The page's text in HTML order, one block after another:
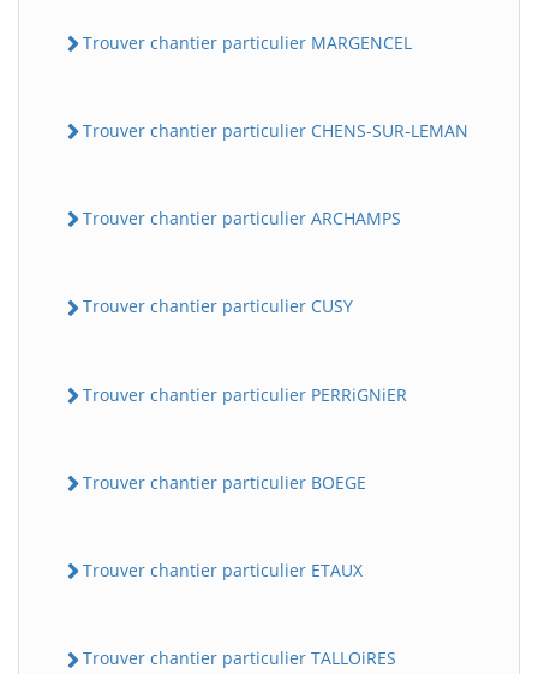
Trouver chantier particulier MARGENCEL
Trouver chantier particulier CHENS-SUR-LEMAN
Trouver chantier particulier ARCHAMPS
Trouver chantier particulier CUSY
Trouver chantier particulier PERRiGNiER
Trouver chantier particulier BOEGE
Trouver chantier particulier ETAUX
Trouver chantier particulier TALLOiRES